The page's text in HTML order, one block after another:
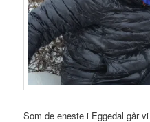
Som de eneste i Eggedal går